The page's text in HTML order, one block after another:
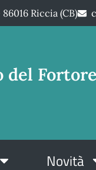
Riccia (CB)
Novità